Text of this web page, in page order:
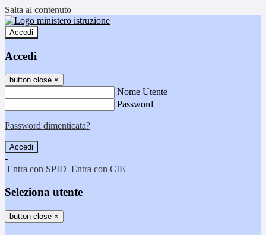
Salta al contenuto
Accedi
Accedi
button close ×
Nome Utente
Password
Password dimenticata?
-
Entra con SPID Entra con CIE
Seleziona utente
button close ×